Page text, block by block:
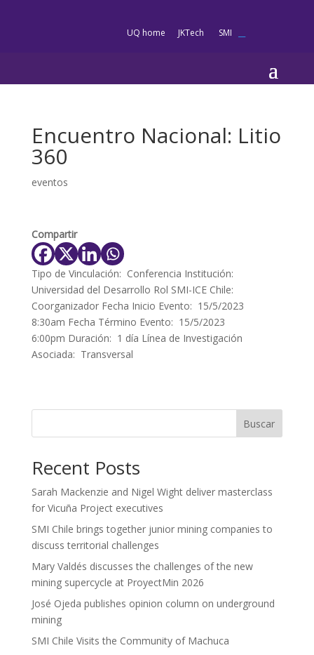
UQ home JKTech SMI
Encuentro Nacional: Litio
360
eventos
Compartir
Tipo de Vinculación: Conferencia Institución:
Universidad del Desarrollo Rol SMI-ICE Chile:
Coorganizador Fecha Inicio Evento: 15/5/2023
8:30am Fecha Término Evento: 15/5/2023
6:00pm Duración: 1 día Línea de Investigación
Asociada: Transversal
Buscar
Recent Posts
Sarah Mackenzie and Nigel Wight deliver masterclass
for Vicuña Project executives
SMI Chile brings together junior mining companies to
discuss territorial challenges
Mary Valdés discusses the challenges of the new
mining supercycle at ProyectMin 2026
José Ojeda publishes opinion column on underground
mining
SMI Chile Visits the Community of Machuca